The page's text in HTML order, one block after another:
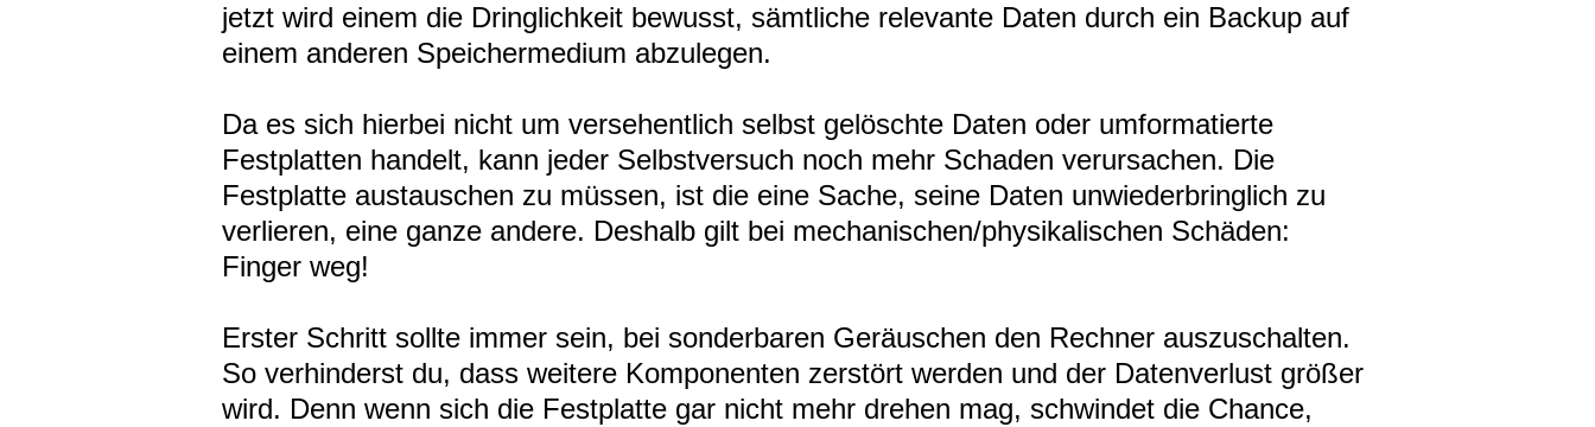
jetzt wird einem die Dringlichkeit bewusst, sämtliche relevante Daten durch ein Backup auf
einem anderen Speichermedium abzulegen.
Da es sich hierbei nicht um versehentlich selbst gelöschte Daten oder umformatierte
Festplatten handelt, kann jeder Selbstversuch noch mehr Schaden verursachen. Die
Festplatte austauschen zu müssen, ist die eine Sache, seine Daten unwiederbringlich zu
verlieren, eine ganze andere. Deshalb gilt bei mechanischen/physikalischen Schäden:
Finger weg!
Erster Schritt sollte immer sein, bei sonderbaren Geräuschen den Rechner auszuschalten.
So verhinderst du, dass weitere Komponenten zerstört werden und der Datenverlust größer
wird. Denn wenn sich die Festplatte gar nicht mehr drehen mag, schwindet die Chance,